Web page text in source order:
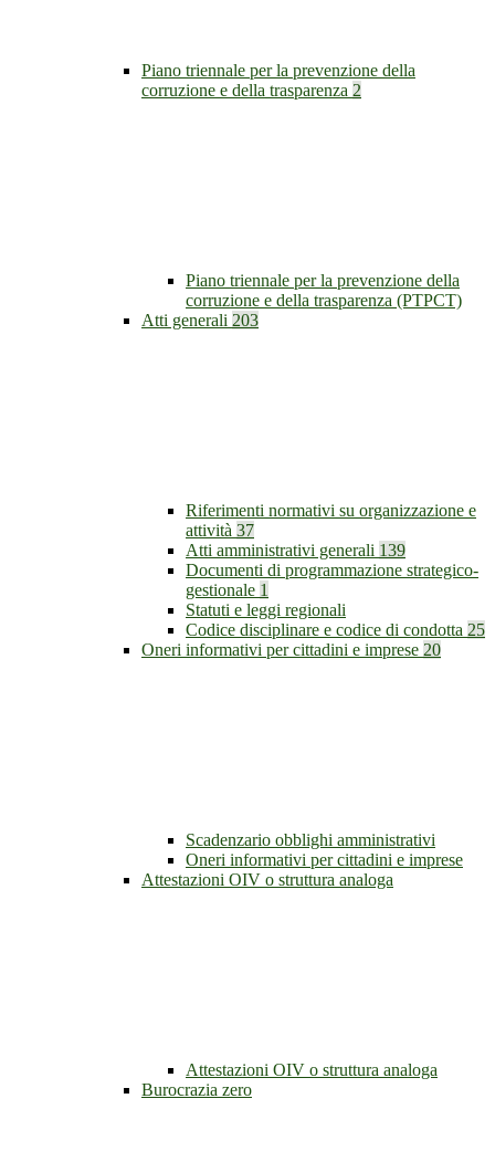
Piano triennale per la prevenzione della
corruzione e della trasparenza 2
Piano triennale per la prevenzione della
corruzione e della trasparenza (PTPCT)
Atti generali 203
Riferimenti normativi su organizzazione e
attività 37
Atti amministrativi generali 139
Documenti di programmazione strategico-
gestionale 1
Statuti e leggi regionali
Codice disciplinare e codice di condotta 25
Oneri informativi per cittadini e imprese 20
Scadenzario obblighi amministrativi
Oneri informativi per cittadini e imprese
Attestazioni OIV o struttura analoga
Attestazioni OIV o struttura analoga
Burocrazia zero